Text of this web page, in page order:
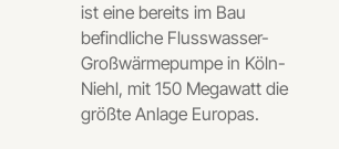
ist eine bereits im Bau
befindliche Flusswasser-
Großwärmepumpe in Köln-
Niehl, mit 150 Megawatt die
größte Anlage Europas.